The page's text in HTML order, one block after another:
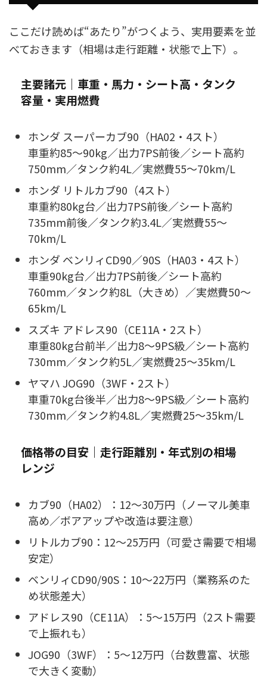
ここだけ読めば“あたり”がつくよう、実用要素を並
べておきます（相場は走行距離・状態で上下）。
主要諸元｜車重・馬力・シート高・タンク
容量・実用燃費
ホンダ スーパーカブ90（HA02・4スト）
車重約85〜90kg／出力7PS前後／シート高約
750mm／タンク約4L／実燃費55〜70km/L
ホンダ リトルカブ90（4スト）
車重約80kg台／出力7PS前後／シート高約
735mm前後／タンク約3.4L／実燃費55〜
70km/L
ホンダ ベンリィCD90／90S（HA03・4スト）
車重90kg台／出力7PS前後／シート高約
760mm／タンク約8L（大きめ）／実燃費50〜
65km/L
スズキ アドレス90（CE11A・2スト）
車重80kg台前半／出力8〜9PS級／シート高約
730mm／タンク約5L／実燃費25〜35km/L
ヤマハ JOG90（3WF・2スト）
車重70kg台後半／出力8〜9PS級／シート高約
730mm／タンク約4.8L／実燃費25〜35km/L
価格帯の目安｜走行距離別・年式別の相場
レンジ
カブ90（HA02）：12〜30万円（ノーマル美車
高め／ボアアップや改造は要注意）
リトルカブ90：12〜25万円（可愛さ需要で相場
安定）
ベンリィCD90/90S：10〜22万円（業務系のた
め状態差大）
アドレス90（CE11A）：5〜15万円（2スト需要
で上振れも）
JOG90（3WF）：5〜12万円（台数豊富、状態
で大きく変動）